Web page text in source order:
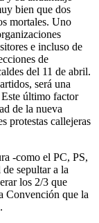
bien que dos
mortales. Uno
e incluso de
de
del 11 de abril.
será una
último factor
de la nueva
protestas callejeras
-como el PC, PS,
sepultar a la
los 2/3 que
Convención que la